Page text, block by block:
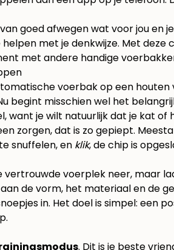
goed afwegen wat voor jou en
met je denkwijze. Met
met andere handige
begint misschien wel het
want je wilt natuurlijk dat je kat
zorgen, dat is zo gepiept.
snuffelen, en klik, de chip is
voerplek neer, maar
de vorm, het materiaal en de
in. Het doel is simpel: een
. Dit is je beste